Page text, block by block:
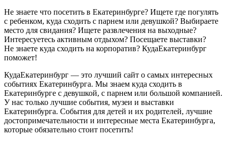
Не знаете что посетить в Екатеринбурге? Ищете где погулять
с ребенком, куда сходить с парнем или девушкой? Выбираете
место для свидания? Ищете развлечения на выходные?
Интересуетесь активным отдыхом? Посещаете выставки?
Не знаете куда сходить на корпоратив? КудаЕкатеринбург
поможет!
КудаЕкатеринбург — это лучший сайт о самых интересных
событиях Екатеринбурга. Мы знаем куда сходить в
Екатеринбурге с девушкой, с парнем или большой компанией.
У нас только лучшие события, музеи и выставки
Екатеринбурга. События для детей и их родителей, лучшие
достопримечательности и интересные места Екатеринбурга,
которые обязательно стоит посетить!